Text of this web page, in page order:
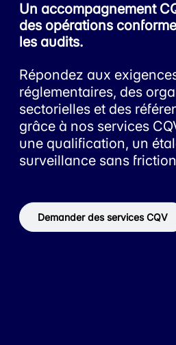
Un accompagnement
des opérations
les audits.
Répondez aux
réglementaires, des
sectorielles et des
grâce à nos services
une qualification, un
surveillance sans
Demander des services CQV